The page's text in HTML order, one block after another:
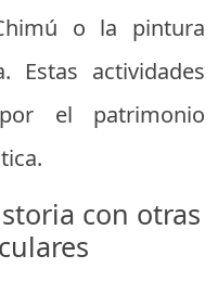
o la pintura
Estas actividades
el patrimonio
con otras